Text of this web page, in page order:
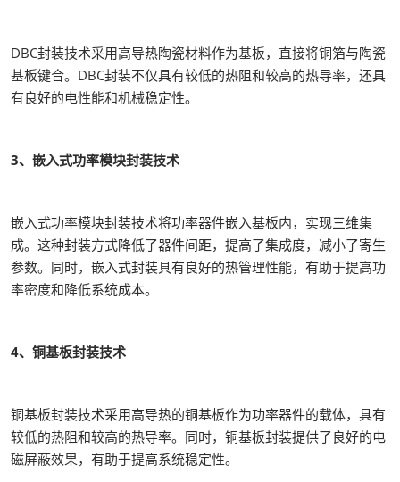
DBC封装技术采用高导热陶瓷材料作为基板，直接将铜箔与陶瓷
基板键合。DBC封装不仅具有较低的热阻和较高的热导率，还具
有良好的电性能和机械稳定性。
3、嵌入式功率模块封装技术
嵌入式功率模块封装技术将功率器件嵌入基板内，实现三维集
成。这种封装方式降低了器件间距，提高了集成度，减小了寄生
参数。同时，嵌入式封装具有良好的热管理性能，有助于提高功
率密度和降低系统成本。
4、铜基板封装技术
铜基板封装技术采用高导热的铜基板作为功率器件的载体，具有
较低的热阻和较高的热导率。同时，铜基板封装提供了良好的电
磁屏蔽效果，有助于提高系统稳定性。